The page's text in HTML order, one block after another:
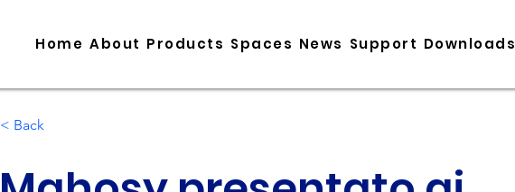
Home About Products Spaces News Support Downloads
< Back